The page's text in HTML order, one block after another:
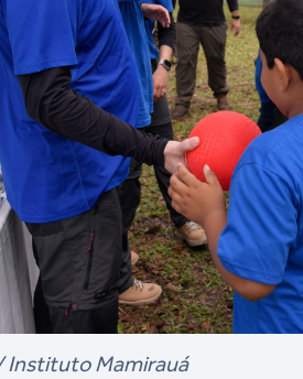
Instituto Mamirauá